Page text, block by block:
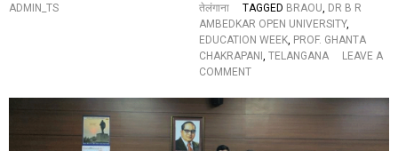
హీ
త
బె
జ
న్
ADMIN_TS
तेलंगाना
TAGGED BRAOU DR B R
AMBEDKAR OPEN UNIVERSITY,
EDUCATION WEEK PROF. GHANTA
CHAKRAPANI TELANGANA
LEAVE A
COMMENTO
అం